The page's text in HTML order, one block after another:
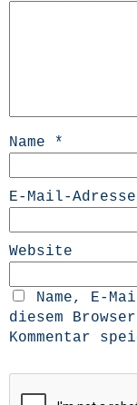
Name *
E-Mail-Adresse
Website
Name, E-
diesem
Kommentar